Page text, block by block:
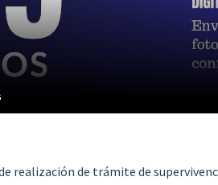
realización de trámite de